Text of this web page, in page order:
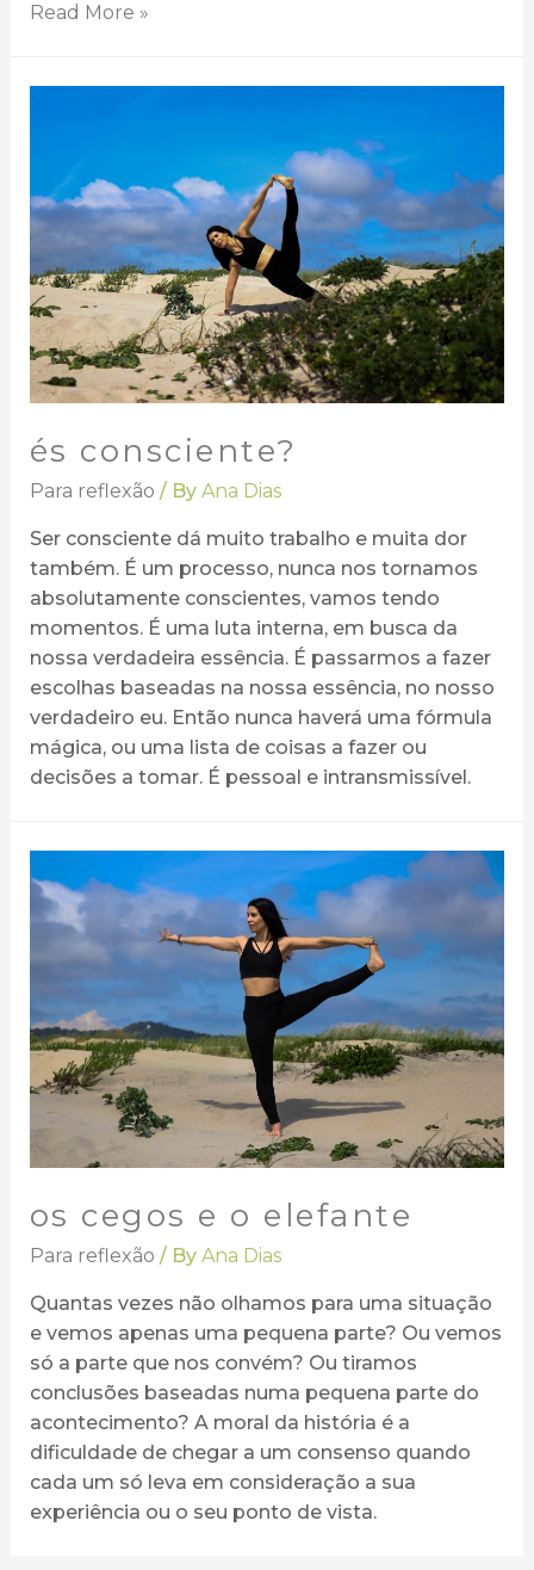
Read More »
és consciente?
Para reflexão / By Ana Dias
Ser consciente dá muito trabalho e muita dor
também. É um processo, nunca nos tornamos
absolutamente conscientes, vamos tendo
momentos. É uma luta interna, em busca da
nossa verdadeira essência. É passarmos a fazer
escolhas baseadas na nossa essência, no nosso
verdadeiro eu. Então nunca haverá uma fórmula
mágica, ou uma lista de coisas a fazer ou
decisões a tomar. É pessoal e intransmissível.
os cegos e o elefante
Para reflexão / By Ana Dias
Quantas vezes não olhamos para uma situação
e vemos apenas uma pequena parte? Ou vemos
só a parte que nos convém? Ou tiramos
conclusões baseadas numa pequena parte do
acontecimento? A moral da história é a
dificuldade de chegar a um consenso quando
cada um só leva em consideração a sua
experiência ou o seu ponto de vista.